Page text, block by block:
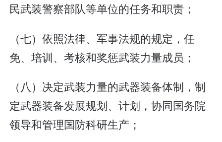
民武装警察部队等单位的任务和职责；
（七）依照法律、军事法规的规定，任
免、培训、考核和奖惩武装力量成员；
（八）决定武装力量的武器装备体制，制
定武器装备发展规划、计划，协同国务院
领导和管理国防科研生产；